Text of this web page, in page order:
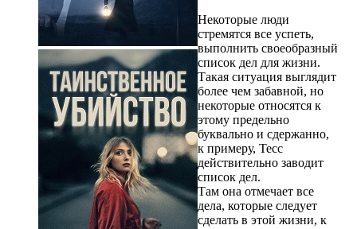
Некоторые люди
стремятся все успеть,
выполнить своеобразный
список дел для жизни.
Такая ситуация выглядит
более чем забавной, но
некоторые относятся к
этому предельно
буквально и сдержанно,
к примеру, Тесс
действительно заводит
список дел.
Там она отмечает все
дела, которые следует
сделать в этой жизни, к